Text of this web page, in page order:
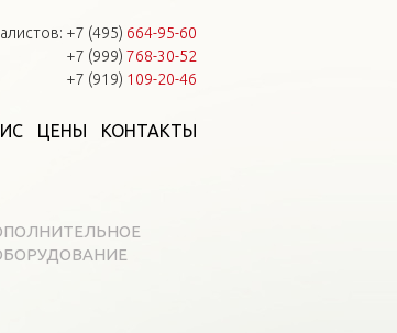
+7 (495) 664-95-60
+7 (999) 768-30-52
+7 (919) 109-20-46
ЦЕНЫ КОНТАКТЫ